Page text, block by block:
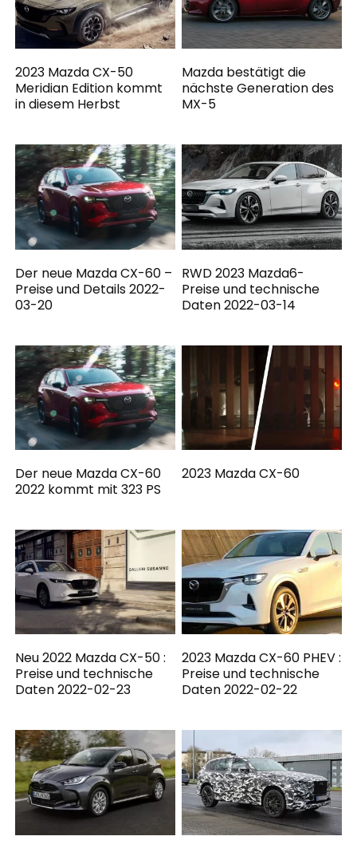
2023 Mazda CX-50
Meridian Edition kommt
in diesem Herbst
Mazda bestätigt die
nächste Generation des
MX-5
Der neue Mazda CX-60 –
Preise und Details 2022-
03-20
RWD 2023 Mazda6-
Preise und technische
Daten 2022-03-14
Der neue Mazda CX-60
2022 kommt mit 323 PS
2023 Mazda CX-60
Neu 2022 Mazda CX-50 :
Preise und technische
Daten 2022-02-23
2023 Mazda CX-60 PHEV :
Preise und technische
Daten 2022-02-22